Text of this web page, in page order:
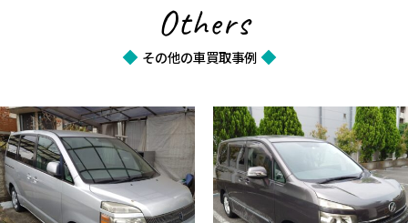
Others
その他の車買取事例